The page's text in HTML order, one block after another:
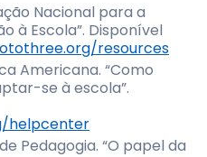
Nacional para a
à Escola”. Disponível
resources
Americana. “Como
se à escola”.
helpcenter
Pedagogia. “O papel da